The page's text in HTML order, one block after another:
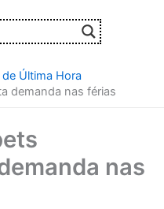
Última Hora
demanda nas férias
nas